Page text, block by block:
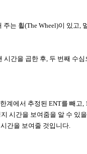
주는 휠(The Wheel)이 있고,
시간을 곱한 후, 두 번째 수
계에서 추정된 ENT를 빼고,
시간을 보여줌을 알 수 있
간을 보여줄 것입니다.